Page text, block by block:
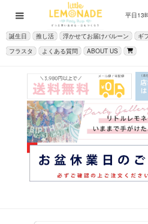
平日13
誕生日 推し活 浮かせてお届けバルーン
ギ
フラスタ
よくある質問 ABOUT US